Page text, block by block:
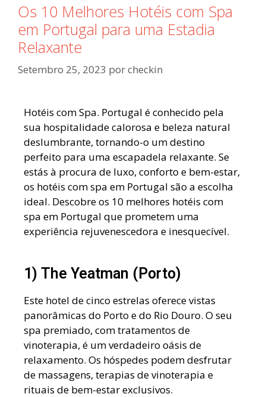
Os 10 Melhores Hotéis com Spa
em Portugal para uma Estadia
Relaxante
Setembro 25, 2023 porcheckin
Hotéis com Spa. Portugal é conhecido pela
sua hospitalidade calorosa e beleza natural
deslumbrante, tornando-o um destino
perfeito para uma escapadela relaxante. Se
estás à procura de luxo, conforto e bem-estar,
os hotéis com spa em Portugal são a escolha
ideal. Descobre os 10 melhores hotéis com
spa em Portugal que prometem uma
experiência rejuvenescedora e inesquecível.
1) The Yeatman (Porto)
Este hotel de cinco estrelas oferece vistas
panorâmicas do Porto e do Rio Douro. O seu
spa premiado, com tratamentos de
vinoterapia, é um verdadeiro oásis de
relaxamento. Os hóspedes podem desfrutar
de massagens, terapias de vinoterapia e
rituais de bem-estar exclusivos.